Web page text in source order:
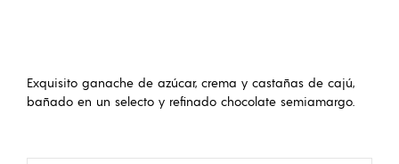
Exquisito ganache de azúcar, crema y castañas de cajú,
bañado en un selecto y refinado chocolate semiamargo.